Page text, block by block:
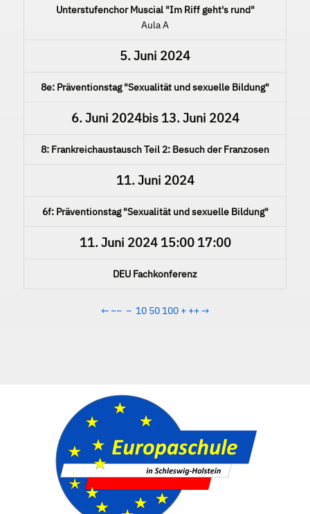
Unterstufenchor Muscial "Im Riff geht's rund"
Aula A
5. Juni 2024
8e: Präventionstag "Sexualität und sexuelle Bildung"
6. Juni 2024bis 13. Juni 2024
8: Frankreichaustausch Teil 2: Besuch der Franzosen
11. Juni 2024
6f: Präventionstag "Sexualität und sexuelle Bildung"
11. Juni 202415:00 17:00
DEU Fachkonferenz
← −− − 10 50 100 + ++→